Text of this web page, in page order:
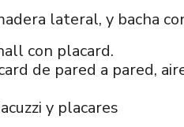
lateral, y bacha
con placard.
de pared a pared,
y placares